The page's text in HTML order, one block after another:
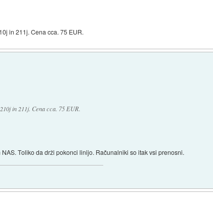
in 211j. Cena cca. 75 EUR.
in 211j. Cena cca. 75 EUR.
Toliko da drži pokonci linijo. Računalniki so itak vsi prenosni.